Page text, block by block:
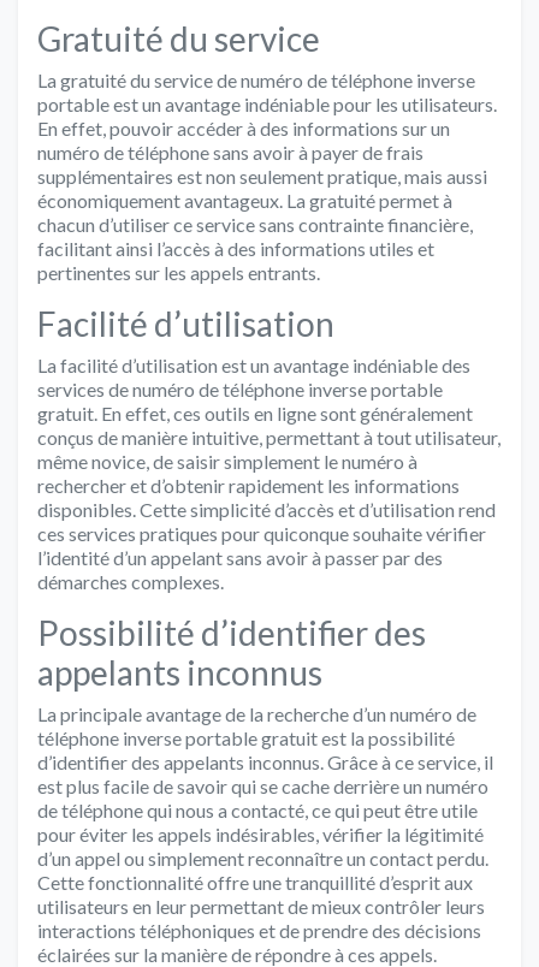
Gratuité du service
La gratuité du service de numéro de téléphone inverse
portable est un avantage indéniable pour les utilisateurs.
En effet, pouvoir accéder à des informations sur un
numéro de téléphone sans avoir à payer de frais
supplémentaires est non seulement pratique, mais aussi
économiquement avantageux. La gratuité permet à
chacun d’utiliser ce service sans contrainte financière,
facilitant ainsi l’accès à des informations utiles et
pertinentes sur les appels entrants.
Facilité d’utilisation
La facilité d’utilisation est un avantage indéniable des
services de numéro de téléphone inverse portable
gratuit. En effet, ces outils en ligne sont généralement
conçus de manière intuitive, permettant à tout utilisateur,
même novice, de saisir simplement le numéro à
rechercher et d’obtenir rapidement les informations
disponibles. Cette simplicité d’accès et d’utilisation rend
ces services pratiques pour quiconque souhaite vérifier
l’identité d’un appelant sans avoir à passer par des
démarches complexes.
Possibilité d’identifier des
appelants inconnus
La principale avantage de la recherche d’un numéro de
téléphone inverse portable gratuit est la possibilité
d’identifier des appelants inconnus. Grâce à ce service, il
est plus facile de savoir qui se cache derrière un numéro
de téléphone qui nous a contacté, ce qui peut être utile
pour éviter les appels indésirables, vérifier la légitimité
d’un appel ou simplement reconnaître un contact perdu.
Cette fonctionnalité offre une tranquillité d’esprit aux
utilisateurs en leur permettant de mieux contrôler leurs
interactions téléphoniques et de prendre des décisions
éclairées sur la manière de répondre à ces appels.